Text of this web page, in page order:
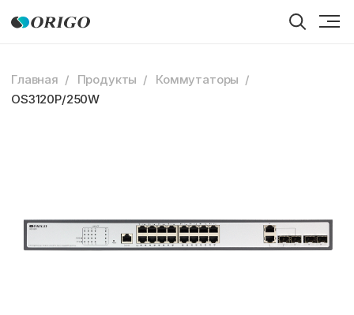
Главная Продукты
Коммутаторы
OS3120P/250W